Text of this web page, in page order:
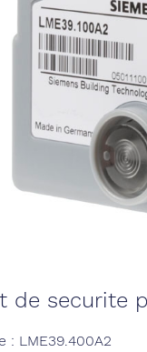
de securite
: LME39.400A2